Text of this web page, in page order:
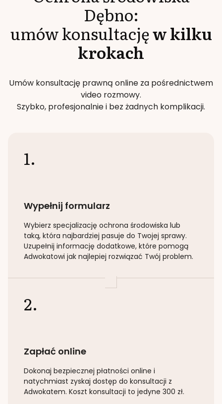
Dębno:
umów konsultacjęw kilku
krokach
Umów konsultację prawną online za pośrednictwem
video rozmowy.
Szybko, profesjonalnie i bez żadnych komplikacji.
1.
Wypełnij formularz
Wybierz specjalizację ochrona środowiska lub
taką, która najbardziej pasuje do Twojej sprawy.
Uzupełnij informację dodatkowe, które pomogą
Adwokatowi jak najlepiej rozwiązać Twój problem.
2.
Zapłać online
Dokonaj bezpiecznej płatności online i
natychmiast zyskaj dostęp do konsultacji z
Adwokatem. Koszt konsultacji to jedyne 300 zł.